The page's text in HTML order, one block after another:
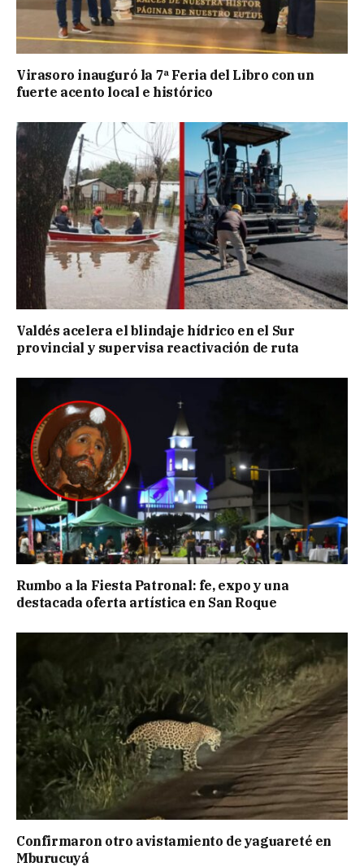
Virasoro inauguró la 7ª Feria del Libro con un
fuerte acento local e histórico
Valdés acelera el blindaje hídrico en el Sur
provincial y supervisa reactivación de ruta
Rumbo a la Fiesta Patronal: fe, expo y una
destacada oferta artística en San Roque
Confirmaron otro avistamiento de yaguareté en
Mburucuyá